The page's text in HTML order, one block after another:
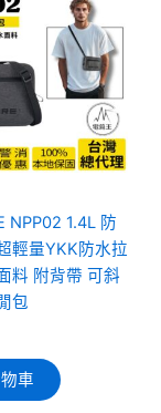
NPP02 1.4L 防
輕量YKK防水拉
料 附背帶 可斜
包
車